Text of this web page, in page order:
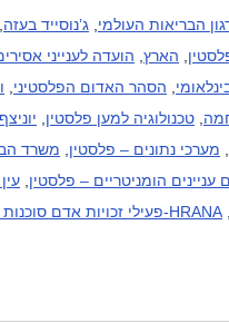
הבריאות העולמי, ג’נוסייד בעזה,
, הארץ, הועדה לענייני
, הסהר האדום הפלסטיני,
, טכנולוגיה למען פלסטין, יוניצף
, מערכי נתונים – פלסטין, משרד
הומניטריים – פלסטין,
HRANA-פעילי זכויות אדם סוכנות ידיעות